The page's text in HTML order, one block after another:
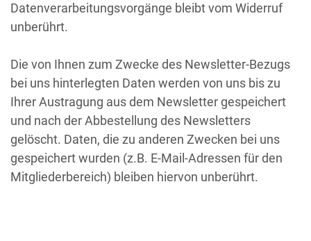
Datenverarbeitungsvorgänge bleibt vom Widerruf
unberührt.
Die von Ihnen zum Zwecke des Newsletter-Bezugs
bei uns hinterlegten Daten werden von uns bis zu
Ihrer Austragung aus dem Newsletter gespeichert
und nach der Abbestellung des Newsletters
gelöscht. Daten, die zu anderen Zwecken bei uns
gespeichert wurden (z.B. E-Mail-Adressen für den
Mitgliederbereich) bleiben hiervon unberührt.